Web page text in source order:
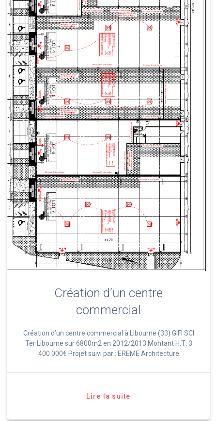
Création d’un centre
commercial
Création d’un centre commercial à Libourne (33) GIFI SCI
Ter Libourne sur 6800m2 en 2012/2013 Montant H.T: 3
400 000€ Projet suivi par : EREME Architecture
Lire la suite